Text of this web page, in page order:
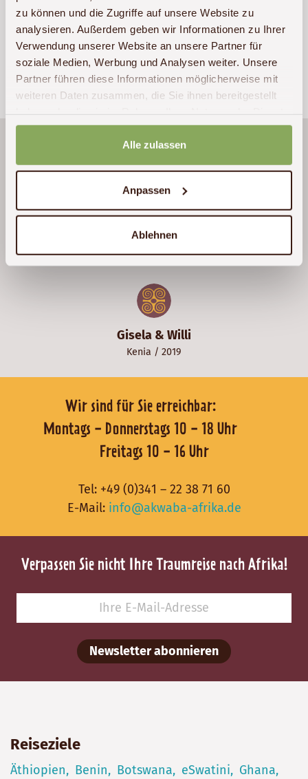
zu können und die Zugriffe auf unsere Website zu
analysieren. Außerdem geben wir Informationen zu Ihrer
Verwendung unserer Website an unsere Partner für
soziale Medien, Werbung und Analysen weiter. Unsere
Partner führen diese Informationen möglicherweise mit
weiteren Daten zusammen, die Sie ihnen bereitgestellt
gesammelt haben.
Alle zulassen
Anpassen
Ablehnen
Sollten bei der Formulareingabe Fehler auftreten,
rufen Sie uns bitte unter +49 (0)341 – 22 38 71 60
an.
Gisela & Willi
Kenia / 2019
Die Reise war ein einziges Highlight. Die
Erfahrungen, Eindrücke und
Tierbeobachtungen die wir gemacht haben
waren einzigartig. Ein ganz besonderen Dank
an unseren Guide „Sammy“ der uns viel
Wissenswertes über Land und Leute in Kenia
vermittelt hat.Mehr lesen »
Wir sind für Sie erreichbar:
Montags - Donnerstags 10 - 18 Uhr
Freitags 10 - 16 Uhr
Tel: +49 (0)341 – 22 38 71 60
E-Mail: info@akwaba-afrika.de
Verpassen Sie nicht Ihre Traumreise nach Afrika!
Newsletter abonnieren
Reiseziele
Äthiopien Benin Botswana eSwatini
Ghana